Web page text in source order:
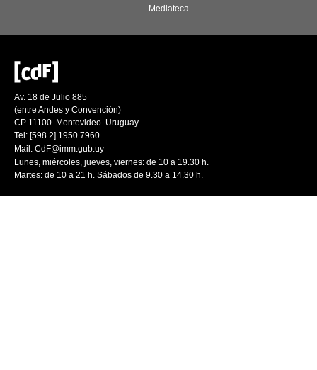
Mediateca
Av. 18 de Julio 885
(entre Andes y Convención)
CP 11100. Montevideo. Uruguay
Tel: [598 2] 1950 7960
Mail: CdF@imm.gub.uy
Lunes, miércoles, jueves, viernes: de 10 a 19.30 h.
Martes: de 10 a 21 h. Sábados de 9.30 a 14.30 h.